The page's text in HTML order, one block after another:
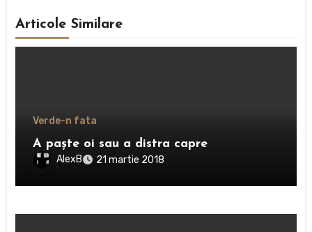
Articole Similare
Verde-n fata
A paşte oi sau a distra capre
AlexB 21 martie 2018